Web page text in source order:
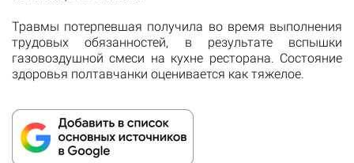
Травмы потерпевшая получила во время выполнения
трудовых обязанностей,
в результате
вспышки
газовоздушной смеси на кухне ресторана. Состояние
здоровья полтавчанки оценивается как тяжелое.